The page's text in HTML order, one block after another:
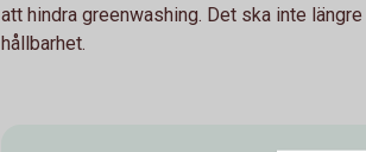
att hindra greenwashing. Det ska inte
hållbarhet.